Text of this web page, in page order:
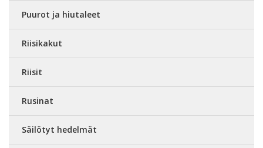
Puurot ja hiutaleet
Riisikakut
Riisit
Rusinat
Säilötyt hedelmät